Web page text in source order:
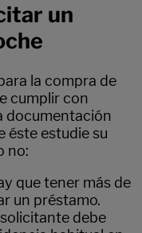
un
la compra de
cumplir con
documentación
éste estudie su
no:
que tener más de
un préstamo.
debe